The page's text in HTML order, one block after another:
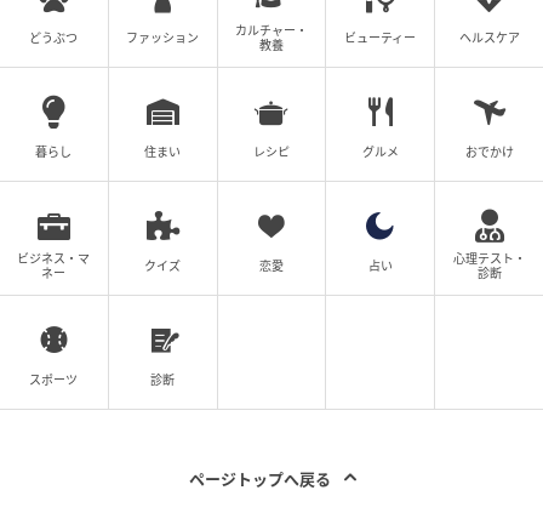
どうぶつ ファッション
カルチャー・
教養
ビューティー ヘルスケア
暮らし 住まい レシピ グルメ おでかけ
ビジネス・マ
ネー
クイズ 恋愛 占い
心理テスト・
診断
スポーツ 診断
ページトップへ戻る